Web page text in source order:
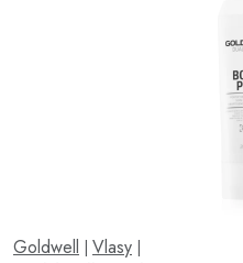
Goldwell Vlasy